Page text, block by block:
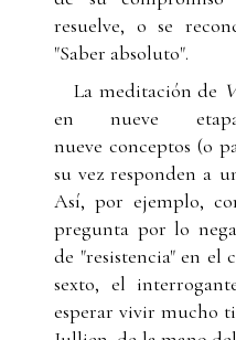
resuelve, o se
"Saber absoluto".
La meditación de
en nueve
nueve conceptos (o
su vez responden a
Así, por ejemplo,
pregunta por lo
de "resistencia" en el
sexto, el
esperar vivir mucho